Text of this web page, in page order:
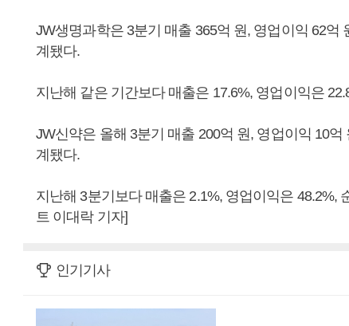
JW생명과학은 3분기 매출 365억 원, 영업이익 62억
계됐다.
지난해 같은 기간보다 매출은 17.6%, 영업이익은
JW신약은 올해 3분기 매출 200억 원, 영업이익 10
계됐다.
지난해 3분기보다 매출은 2.1%, 영업이익은 48.2%,
트 이대락 기자]
인기기사